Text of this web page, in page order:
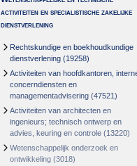
activiteiten en specialistische zakelijke
dienstverlening
Rechtskundige en boekhoudkundige
dienstverlening (19258)
Activiteiten van hoofdkantoren,
concerndiensten en
managementadvisering (47521)
Activiteiten van architecten en
ingenieurs; technisch ontwerp en
advies, keuring en controle (13220)
Wetenschappelijk onderzoek en
ontwikkeling (3018)